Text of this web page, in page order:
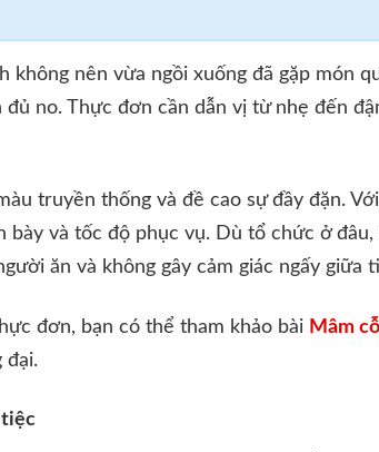
nên vừa ngồi xuống đã gặp món
no. Thực đơn cần dẫn vị từ nhẹ đến
truyền thống và đề cao sự đầy đặn.
và tốc độ phục vụ. Dù tổ chức ở đâu,
ăn và không gây cảm giác ngấy giữa
đơn, bạn có thể tham khảo bài Mâm
đại.
tiệc